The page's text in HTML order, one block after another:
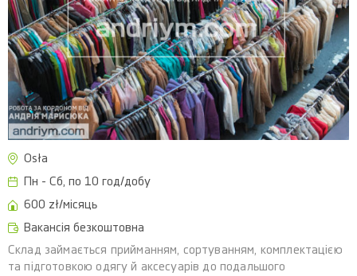
Osła
Пн - Сб, по 10 год/добу
600 zł/місяць
Вакансія безкоштовна
Склад займається прийманням, сортуванням, комплектацією
та підготовкою одягу й аксесуарів до подальшого